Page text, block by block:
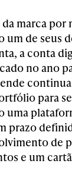
marca por
um de seus
a conta
no ano
para
uma
prazo
de
e um